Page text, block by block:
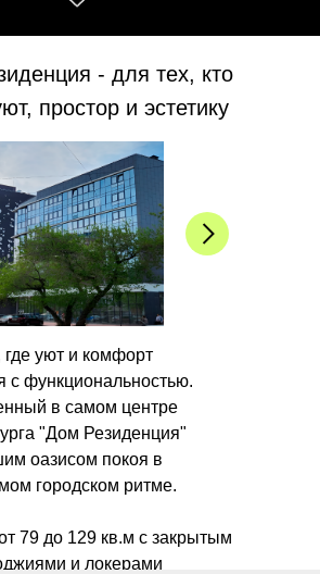
- для тех, кто
простор и эстетику
где уют и комфорт
с функциональностью.
в самом центре
"Дом Резиденция"
оазисом покоя в
городском ритме.
79 до 129 кв.м с закрытым
и локерами